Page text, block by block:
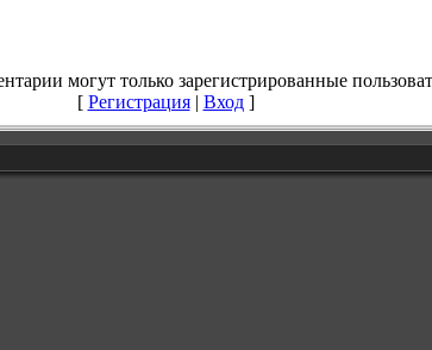
могут только зарегистрированные
[ Регистрация| Вход]